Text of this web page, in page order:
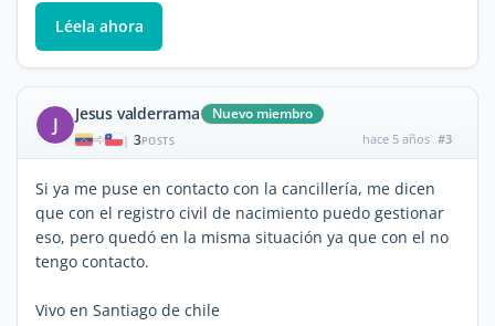
Léela ahora
J Jesus valderrama Nuevo miembro
| 3POSTS hace 5 años #3
Si ya me puse en contacto con la cancillería, me dicen
que con el registro civil de nacimiento puedo gestionar
eso, pero quedó en la misma situación ya que con el no
tengo contacto.
Vivo en Santiago de chile